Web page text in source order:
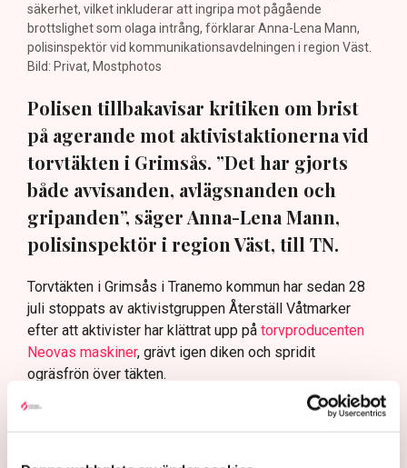
säkerhet, vilket inkluderar att ingripa mot pågående
brottslighet som olaga intrång, förklarar Anna-Lena Mann,
polisinspektör vid kommunikationsavdelningen i region Väst.
Bild: Privat, Mostphotos
Polisen tillbakavisar kritiken om brist
på agerande mot aktivistaktionerna vid
torvtäkten i Grimsås. ”Det har gjorts
både avvisanden, avlägsnanden och
gripanden”, säger Anna-Lena Mann,
polisinspektör i region Väst, till TN.
Torvtäkten i Grimsås i Tranemo kommun har sedan 28
juli stoppats av aktivistgruppen Återställ Våtmarker
efter att aktivister har klättrat upp på torvproducenten
Neovas maskiner, grävt igen diken och spridit
ogräsfrön över täkten.
Aktivisterna klättrar upp på
maskiner – polisen kan inte